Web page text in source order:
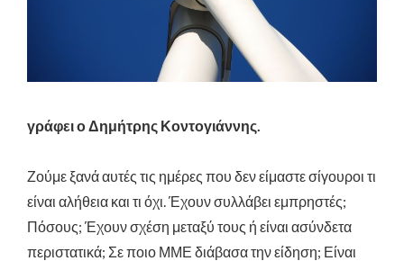
γράφει ο Δημήτρης Κοντογιάννης.
Ζούμε ξανά αυτές τις ημέρες που δεν είμαστε σίγουροι τι
είναι αλήθεια και τι όχι. Έχουν συλλάβει εμπρηστές;
Πόσους; Έχουν σχέση μεταξύ τους ή είναι ασύνδετα
περιστατικά; Σε ποιο ΜΜΕ διάβασα την είδηση; Είναι